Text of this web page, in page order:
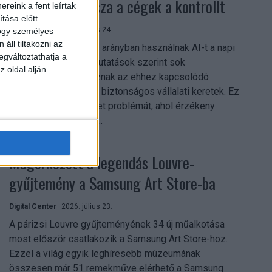
a fent leírtak
előtt
személyes
áll tiltakozni az
a
oldal alján
szerezhetik vissza a cégek a kontrollt
Digital Center 2026. július 24.
A munkavállalók nagy arányban használnak AI-t a napi
munkában, ám friss kutatások szerint sok
szervezetnél hiányoznak az ehhez kapcsolódó
világos irányelvek és biztonságos vállalati keretek. Ez
különösen ott jelenthet problémát, ahol érzékeny
üzleti információkkal...
Megérkezett a legendás Louvre-
gyűjtemény a Samsung Art Store-ba
Digital Center 2026. július 23.
A párizsi Louvre gyűjteményének 34 új műalkotása
most először csatlakozik a Samsung Art Store-hoz.
Ezzel a világ egyik leghíresebb múzeumának
összesen már 51 remekműve elérhető a Samsung